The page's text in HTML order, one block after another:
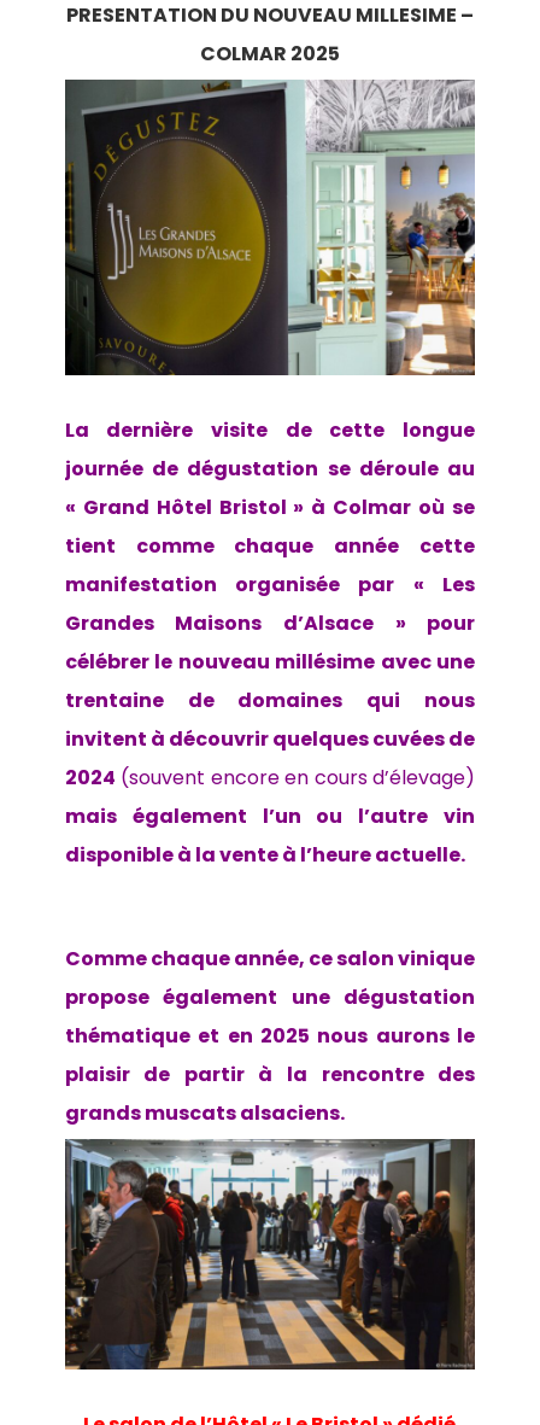
PRESENTATION DU NOUVEAU MILLESIME –
COLMAR 2025
La dernière visite de cette longue
journée de dégustation se déroule au
« Grand Hôtel Bristol » à Colmar où se
tient comme chaque année cette
manifestation organisée par « Les
Grandes Maisons d’Alsace » pour
célébrer le nouveau millésime avec une
trentaine de domaines qui nous
invitent à découvrir quelques cuvées de
2024 (souvent encore en cours d’élevage)
mais également l’un ou l’autre vin
disponible à la vente à l’heure actuelle.
Comme chaque année, ce salon vinique
propose également une dégustation
thématique et en 2025 nous aurons le
plaisir de partir à la rencontre des
grands muscats alsaciens.